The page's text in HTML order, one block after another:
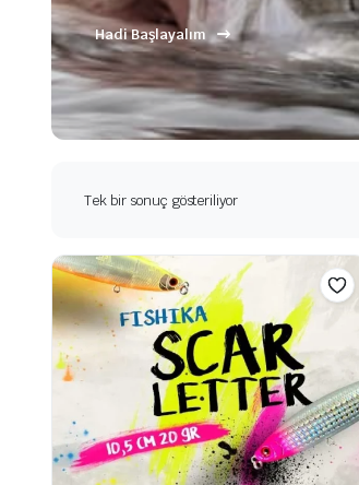
Hadi Başlayalım
Tek bir sonuç gösteriliyor